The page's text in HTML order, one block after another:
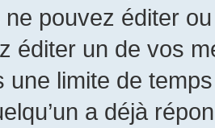
pouvez éditer
éditer un de vos
une limite de
a déjà